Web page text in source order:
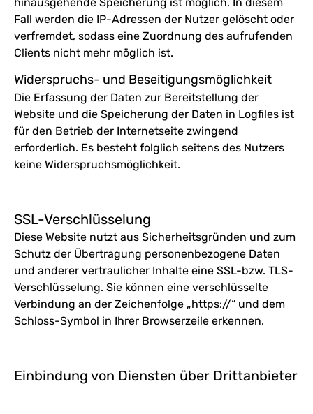
Fall werden die IP-Adressen der Nutzer gelöscht oder
verfremdet, sodass eine Zuordnung des aufrufenden
Clients nicht mehr möglich ist.
Widerspruchs- und Beseitigungsmöglichkeit
Die Erfassung der Daten zur Bereitstellung der
Website und die Speicherung der Daten in Logfiles ist
für den Betrieb der Internetseite zwingend
erforderlich. Es besteht folglich seitens des Nutzers
keine Widerspruchsmöglichkeit.
SSL-Verschlüsselung
Diese Website nutzt aus Sicherheitsgründen und zum
Schutz der Übertragung personenbezogene Daten
und anderer vertraulicher Inhalte eine SSL-bzw. TLS-
Verschlüsselung. Sie können eine verschlüsselte
Verbindung an der Zeichenfolge „https://“ und dem
Schloss-Symbol in Ihrer Browserzeile erkennen.
Einbindung von Diensten über Drittanbieter